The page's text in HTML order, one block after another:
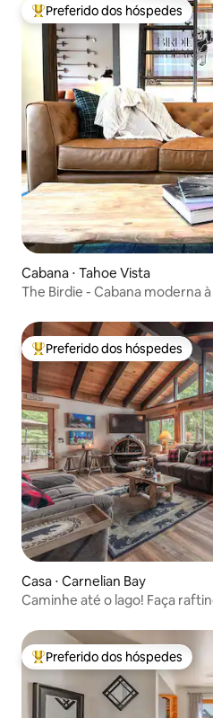
Entre os melhores preferidos
Preferido dos hóspedes
Cabana ⋅ Tahoe Vista
The Birdie - Cabana moderna
Entre os melhores preferidos
Preferido dos hóspedes
Casa ⋅ Carnelian Bay
Caminhe até o lago! Faça
Entre os melhores preferidos
Preferido dos hóspedes